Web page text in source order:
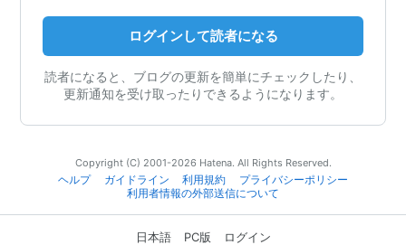
ログインして読者になる
読者になると、ブログの更新を簡単にチェックしたり、
更新通知を受け取ったりできるようになります。
Copyright (C) 2001-2026 Hatena. All Rights Reserved.
ヘルプ
ガイドライン 利用規約
プライバシーポリシー
利用者情報の外部送信について
日本語 PC版 ログイン